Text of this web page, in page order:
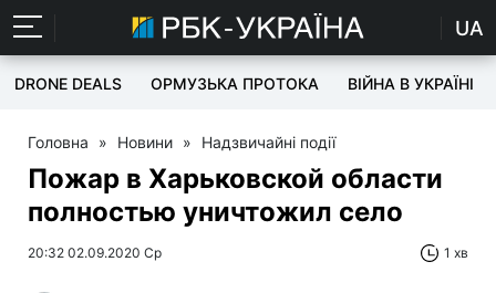
UA
DRONE DEALS ОРМУЗЬКА ПРОТОКА ВІЙНА В УКРАЇНІ
Головна » Новини » Надзвичайні події
Пожар в Харьковской области
полностью уничтожил село
20:32 02.09.2020 Ср 1 хв